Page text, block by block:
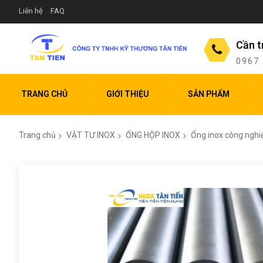
Liên hệ FAQ
Cần
0967
TRANG CHỦ GIỚI THIỆU SẢN PHẨM
Trang chủ VẬT TƯ INOX ỐNG HỘP INOX Ống inox công